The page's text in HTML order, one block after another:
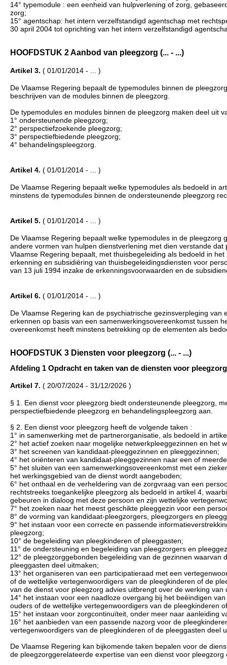
14° typemodule : een eenheid van hulpverlening of zorg,
zorg;
15° agentschap: het intern verzelfstandigd agentschap met
30 april 2004 tot oprichting van het intern verzelfstandigd
HOOFDSTUK 2 Aanbod van pleegzorg (... - ...)
Artikel 3. ( 01/01/2014 - ... )
De Vlaamse Regering bepaalt de typemodules binnen de
beschrijven van de modules binnen de pleegzorg.
De typemodules en modules binnen de pleegzorg maken deel uit
1° ondersteunende pleegzorg;
2° perspectiefzoekende pleegzorg;
3° perspectiefbiedende pleegzorg;
4° behandelingspleegzorg.
Artikel 4. ( 01/01/2014 - ... )
De Vlaamse Regering bepaalt welke typemodules als bedoeld in
minstens de typemodules binnen de ondersteunende pleegzorg
Artikel 5. ( 01/01/2014 - ... )
De Vlaamse Regering bepaalt welke typemodules in de
andere vormen van hulpen dienstverlening met dien verstande
Vlaamse Regering bepaalt, met thuisbegeleiding als bedoeld in
erkenning en subsidiëring van thuisbegeleidingsdiensten voor
van 13 juli 1994 inzake de erkenningsvoorwaarden en de
Artikel 6. ( 01/01/2014 - ... )
De Vlaamse Regering kan de psychiatrische gezinsverpleging
erkennen op basis van een samenwerkingsovereenkomst tussen
overeenkomst heeft minstens betrekking op de elementen als
HOOFDSTUK 3 Diensten voor pleegzorg (... - ...)
Afdeling 1 Opdracht en taken van de diensten voor
Artikel 7. ( 20/07/2024 - 31/12/2026 )
§ 1. Een dienst voor pleegzorg biedt ondersteunende pleegzorg,
perspectiefbiedende pleegzorg en behandelingspleegzorg aan.
§ 2. Een dienst voor pleegzorg heeft de volgende taken :
1° in samenwerking met de partnerorganisatie, als bedoeld in
2° het actief zoeken naar mogelijke netwerkpleeggezinnen en het
3° het screenen van kandidaat-pleeggezinnen en pleeggezinnen;
4° het oriënteren van kandidaat-pleeggezinnen naar een of
5° het sluiten van een samenwerkingsovereenkomst met een
het werkingsgebied van de dienst wordt aangeboden;
6° het onthaal en de verheldering van de zorgvraag van een
rechtstreeks toegankelijke pleegzorg als bedoeld in artikel 4,
gebeuren in dialoog met deze persoon en zijn wettelijke
7° het zoeken naar het meest geschikte pleeggezin voor een
8° de vorming van kandidaat-pleegzorgers, pleegzorgers en
9° het instaan voor een correcte en passende
pleegzorg;
10° de begeleiding van pleegkinderen of pleeggasten;
11° de ondersteuning en begeleiding van pleegzorgers en
12° de pleegzorggebonden begeleiding van de gezinnen
pleeggasten deel uitmaken;
13° het organiseren van een participatieraad met een
of de wettelijke vertegenwoordigers van de pleegkinderen of de
van de dienst voor pleegzorg advies uitbrengt over de werking van
14° het instaan voor een naadloze overgang bij het beëindigen
ouders of de wettelijke vertegenwoordigers van de pleegkinderen
15° het instaan voor zorgcontinuïteit, onder meer naar aanleiding
16° het aanbieden van een passende nazorg voor de
vertegenwoordigers van de pleegkinderen of de pleeggasten deel
De Vlaamse Regering kan bijkomende taken bepalen voor de
de pleegzorggerelateerde expertise van een dienst voor